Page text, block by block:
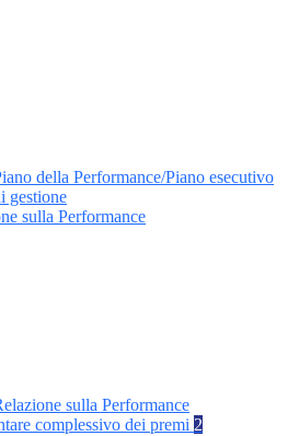
della Performance/Piano esecutivo
gestione
sulla Performance
sulla Performance
complessivo dei premi 2